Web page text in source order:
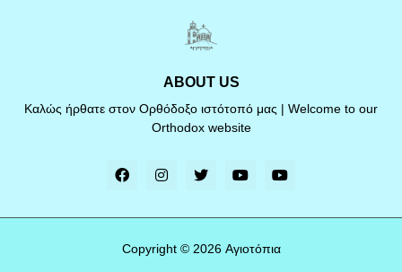
ABOUT US
Καλώς ήρθατε στον Ορθόδοξο ιστότοπό μας | Welcome to our
Orthodox website
Copyright © 2026 Αγιοτόπια